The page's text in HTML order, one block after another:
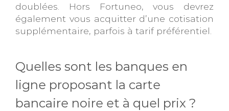
doublées. Hors Fortuneo, vous devrez
également vous acquitter d’une cotisation
supplémentaire, parfois à tarif préférentiel.
Quelles sont les banques en
ligne proposant la carte
bancaire noire et à quel prix ?